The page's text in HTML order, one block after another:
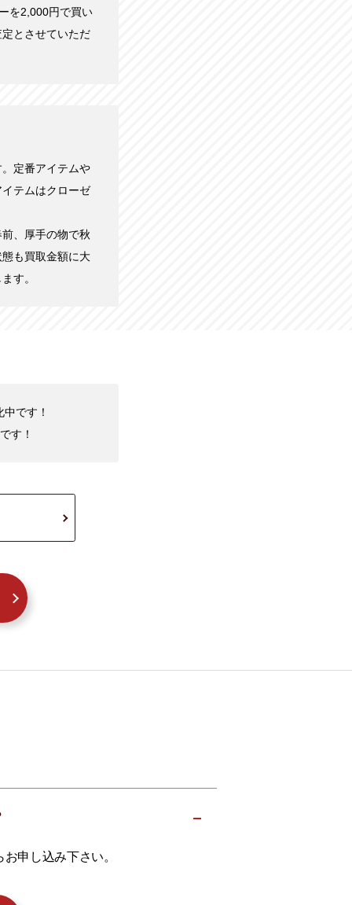
を2,000円で買い
とさせていただ
定番アイテムや
テムはクローゼ
、厚手の物で秋
も買取金額に大
す。
です！
す！
申し込み下さい。